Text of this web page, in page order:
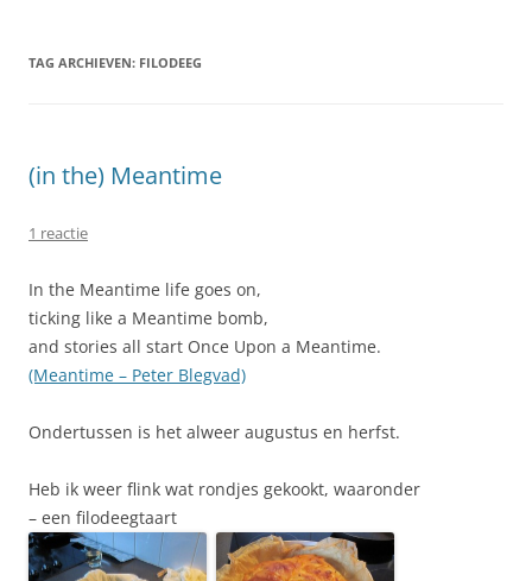
TAG ARCHIEVEN: FILODEEG
(in the) Meantime
1 reactie
In the Meantime life goes on,
ticking like a Meantime bomb,
and stories all start Once Upon a Meantime.
(Meantime – Peter Blegvad)
Ondertussen is het alweer augustus en herfst.
Heb ik weer flink wat rondjes gekookt, waaronder
– een filodeegtaart